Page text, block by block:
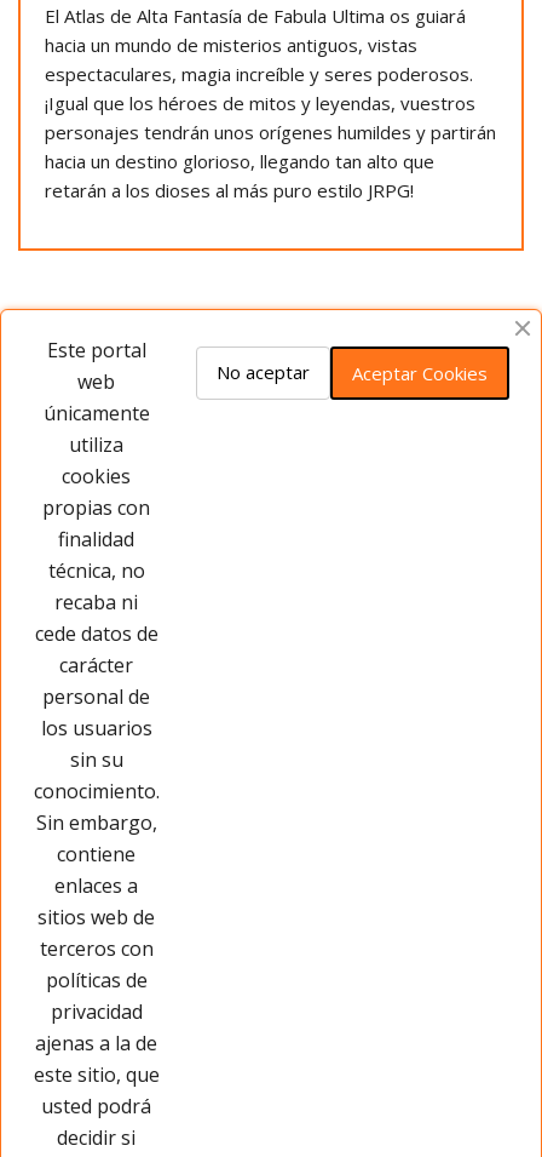
El Atlas de Alta Fantasía de Fabula Ultima os guiará
hacia un mundo de misterios antiguos, vistas
espectaculares, magia increíble y seres poderosos.
¡Igual que los héroes de mitos y leyendas, vuestros
personajes tendrán unos orígenes humildes y partirán
hacia un destino glorioso, llegando tan alto que
retarán a los dioses al más puro estilo JRPG!
Opiniones del producto
Este producto no tiene opiniones ¡Sé
Páginas Legales
Información
Información de la tienda
Este portal
web
únicamente
utiliza
cookies
propias con
finalidad
técnica, no
recaba ni
cede datos de
carácter
personal de
los usuarios
sin su
conocimiento.
Sin embargo,
contiene
enlaces a
sitios web de
terceros con
políticas de
privacidad
ajenas a la de
este sitio, que
usted podrá
decidir si
Aceptar Cookies
No aceptar